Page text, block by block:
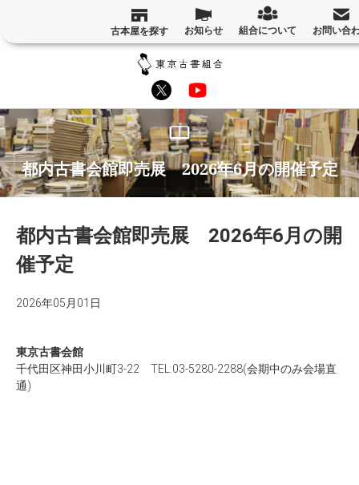
古本屋を探す お知らせ 組合について お問い合
都内古書会館即売展 2026年6月の開催予定
都内古書会館即売展 2026年6月の開
催予定
2026年05月01日
東京古書会館
千代田区神田小川町3-22 TEL:03-5280-2288(会期中のみ会場直
通)